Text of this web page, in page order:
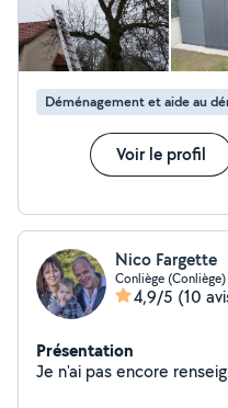
Déménagement et aide au
Voir le profil
Nico Fargette
Conliège (Conliège)
4,9/5 (10
Présentation